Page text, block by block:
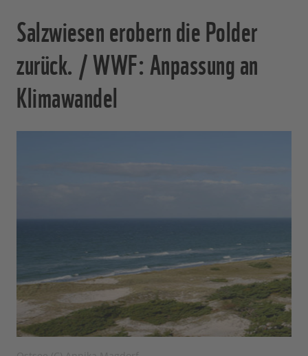
Salzwiesen erobern die Polder
zurück. / WWF: Anpassung an
Klimawandel